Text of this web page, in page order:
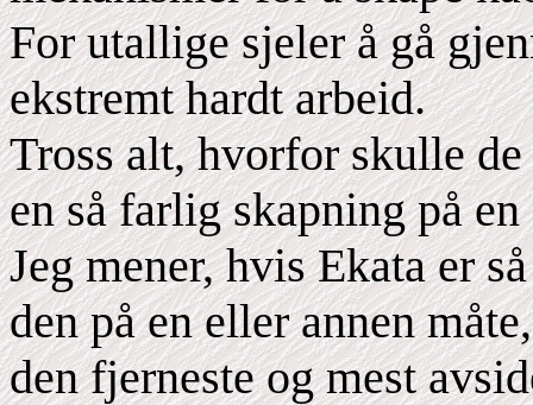
For utallige sjeler å gå
ekstremt hardt arbeid.
Tross alt, hvorfor skulle
en så farlig skapning på
Jeg mener, hvis Ekata er
den på en eller annen
den fjerneste og mest